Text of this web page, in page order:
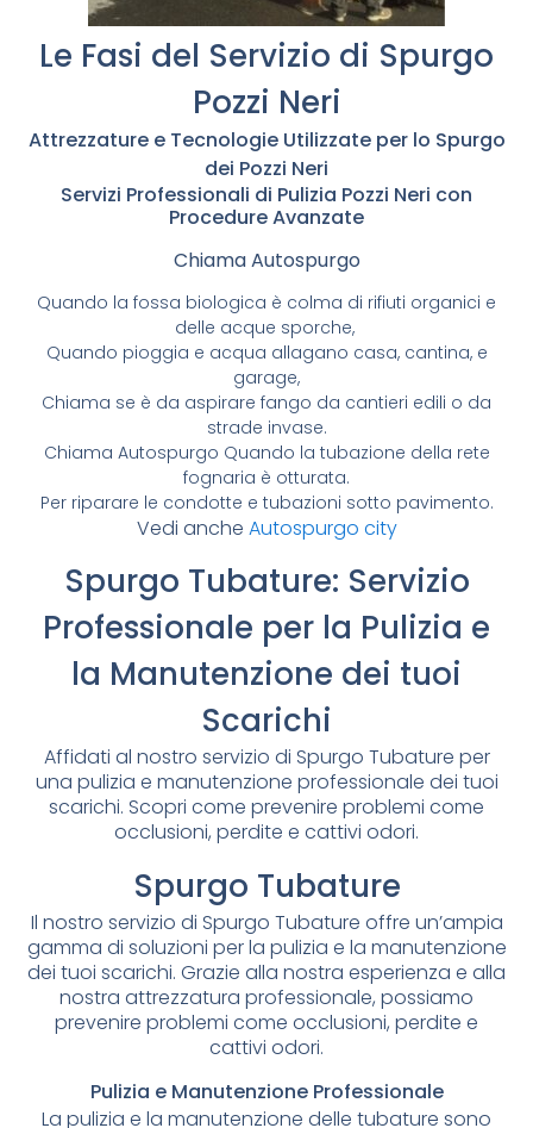
Le Fasi del Servizio di Spurgo
Pozzi Neri
Attrezzature e Tecnologie Utilizzate per lo Spurgo
dei Pozzi Neri
Servizi Professionali di Pulizia Pozzi Neri con
Procedure Avanzate
Chiama Autospurgo
Quando la fossa biologica è colma di rifiuti organici e
delle acque sporche,
Quando pioggia e acqua allagano casa, cantina, e
garage,
Chiama se è da aspirare fango da cantieri edili o da
strade invase.
Chiama Autospurgo Quando la tubazione della rete
fognaria è otturata.
Per riparare le condotte e tubazioni sotto pavimento.
Vedi anche Autospurgo city
Spurgo Tubature: Servizio
Professionale per la Pulizia e
la Manutenzione dei tuoi
Scarichi
Affidati al nostro servizio di Spurgo Tubature per
una pulizia e manutenzione professionale dei tuoi
scarichi. Scopri come prevenire problemi come
occlusioni, perdite e cattivi odori.
Spurgo Tubature
Il nostro servizio di Spurgo Tubature offre un’ampia
gamma di soluzioni per la pulizia e la manutenzione
dei tuoi scarichi. Grazie alla nostra esperienza e alla
nostra attrezzatura professionale, possiamo
prevenire problemi come occlusioni, perdite e
cattivi odori.
Pulizia e Manutenzione Professionale
La pulizia e la manutenzione delle tubature sono